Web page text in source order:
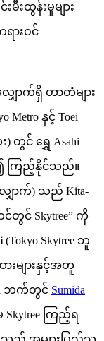
မီးထွန်းမှုများ
ားဝင်
ျှောက်ရှိ တာတံများ
Metro နှင့် Toei
း) တွင် ရွှေ Asahi
ျ၍ ကြည့်နိုင်သည်။
ျှောက်) သည် Kita-
တွင် Skytree” ကို
(Tokyo Skytree ဘူ
ားများနှင့်အတူ
ဘက်တွင် Sumida
ကြည့်ရ